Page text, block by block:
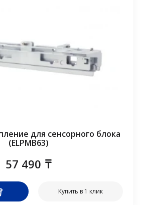
для сенсорного блока
(ELPMB63)
57 490
Купить в 1 клик